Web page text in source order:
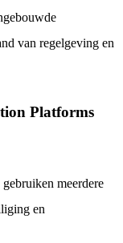
van regelgeving en
Platforms
meerdere
en